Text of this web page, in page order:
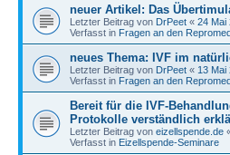
neuer Artikel: Das
Letzter Beitrag von DrPeet « 24 Mai
Verfasst in Fragen an den
neues Thema: IVF im
Letzter Beitrag von DrPeet « 13 Mai
Verfasst in Fragen an den
Bereit für die IVF-
Protokolle verständlich
Letzter Beitrag von eizellspende.de
Verfasst in Eizellspende-Seminare